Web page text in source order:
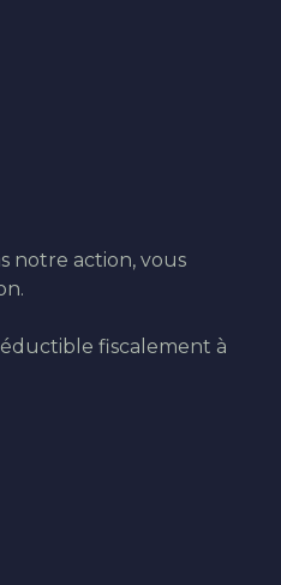
notre action, vous
fiscalement à